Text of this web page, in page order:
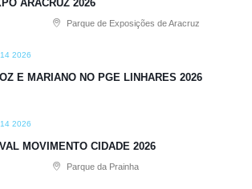
ARACRUZ 2026
Parque de Exposições de Aracruz
2026
E MARIANO NO PGE LINHARES 2026
2026
MOVIMENTO CIDADE 2026
Parque da Prainha